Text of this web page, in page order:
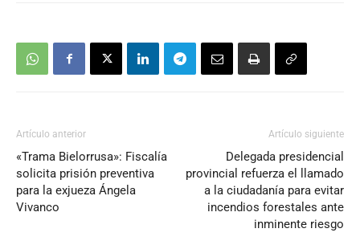
Artículo anterior
«Trama Bielorrusa»: Fiscalía
solicita prisión preventiva
para la exjueza Ángela
Vivanco
Artículo siguiente
Delegada presidencial
provincial refuerza el llamado
a la ciudadanía para evitar
incendios forestales ante
inminente riesgo